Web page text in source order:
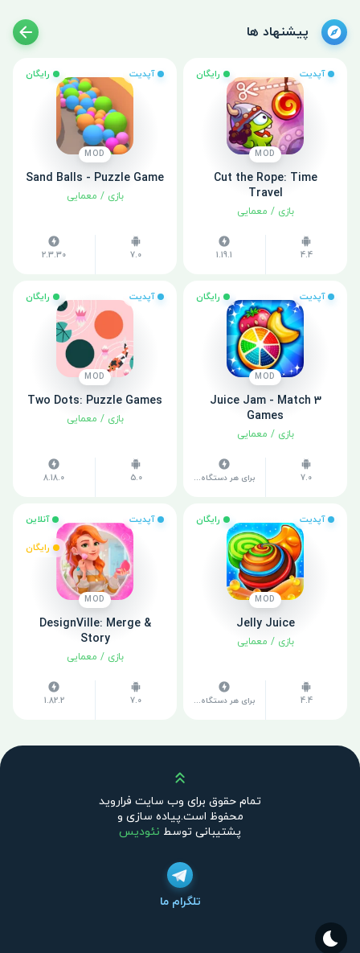
پیشنهاد ها
آپدیت رایگان
MOD
Cut the Rope: Time
Travel
بازی / معمایی
4.4
1.19.1
آپدیت رایگان
MOD
Sand Balls - Puzzle Game
بازی / معمایی
7.0
2.3.30
آپدیت رایگان
MOD
Juice Jam - Match 3
Games
بازی / معمایی
7.0 برای هر دستگاه متفاوت است
آپدیت رایگان
MOD
Two Dots: Puzzle Games
بازی / معمایی
5.0
8.18.0
آپدیت رایگان
MOD
Jelly Juice
بازی / معمایی
4.4 برای هر دستگاه متفاوت است
آپدیت آنلاین
رایگان
MOD
DesignVille: Merge &
Story
بازی / معمایی
7.0
1.82.2
بالا
تمام حقوق برای وب سایت فراروید
محفوظ است.پیاده سازی و
پشتیبانی توسط نئودیس
تلگرام ما